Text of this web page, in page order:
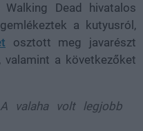
Dead hivatalos
a kutyusról,
osztott meg javarészt
valamint a következőket
valaha volt legjobb